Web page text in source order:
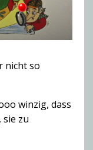
nicht so
winzig, dass
sie zu